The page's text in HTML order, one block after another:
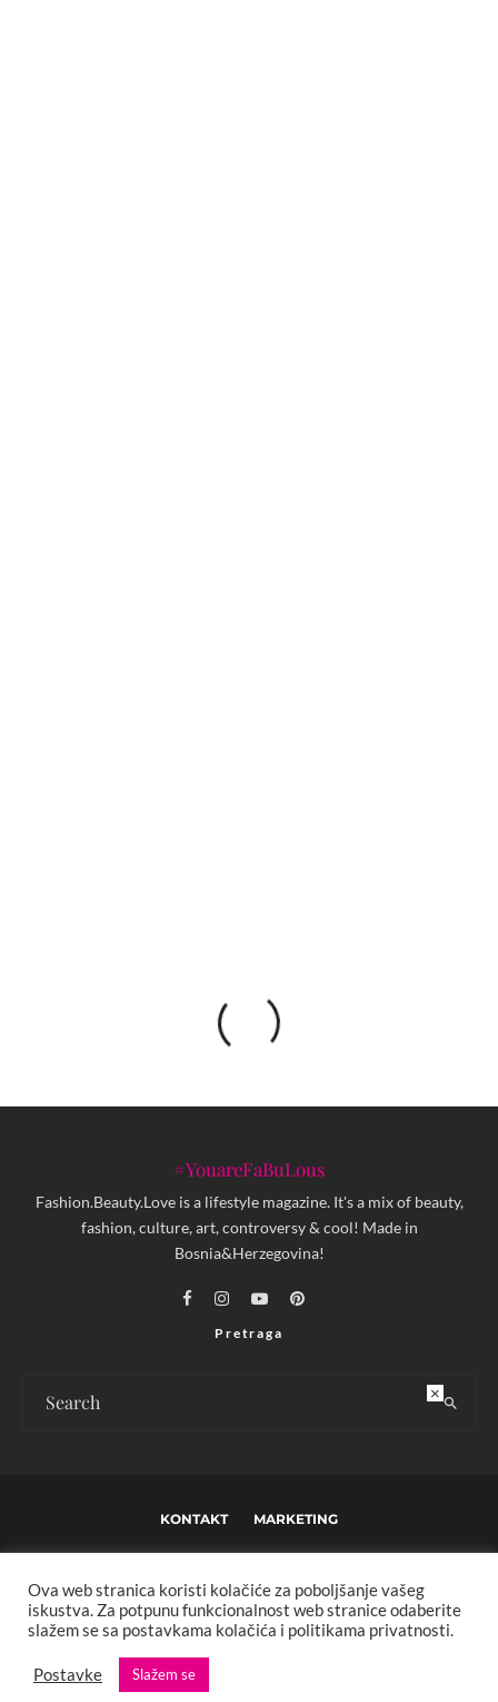
#YouareFaBuLous
Fashion.Beauty.Love is a lifestyle magazine. It's a mix of beauty,
fashion, culture, art, controversy & cool! Made in
Bosnia&Herzegovina!
Pretraga
KONTAKT MARKETING
IMPRESSUM O NAMA
Copyright © 2013 - 2025 FBL creative. Sva prava zadržana. Developed by:
XStreamThemes
Ova web stranica koristi kolačiće za poboljšanje vašeg
iskustva. Za potpunu funkcionalnost web stranice odaberite
slažem se sa postavkama kolačića i politikama privatnosti.
Postavke Slažem se
×